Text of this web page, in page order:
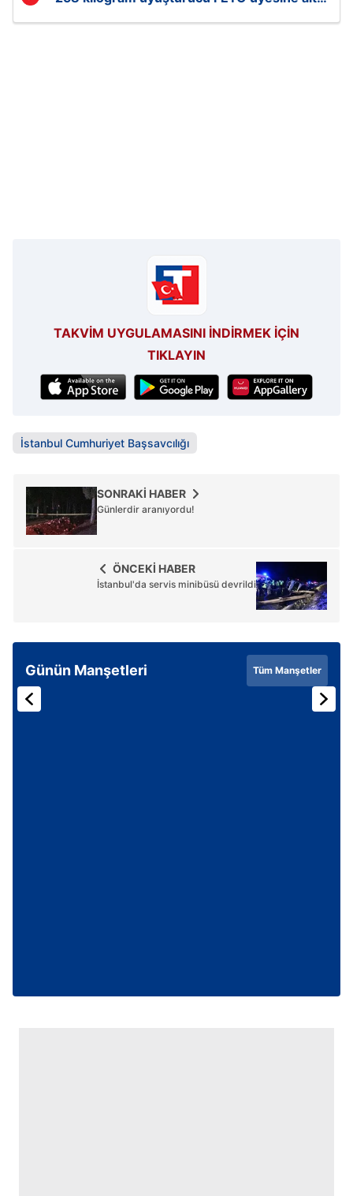
hazırlanmış Aydınlatma Metnimizi okumak ve sitemizde
ilgili mevzuata uygun olarak kullanılan çerezlerle ilgili bilgi
TAKVİM UYGULAMASINI İNDİRMEK İÇİN
TIKLAYIN
İstanbul Cumhuriyet Başsavcılığı
SONRAKİ HABER
Günlerdir aranıyordu!
ÖNCEKİ HABER
İstanbul'da servis minibüsü devrildi
Günün Manşetleri Tüm Manşetler